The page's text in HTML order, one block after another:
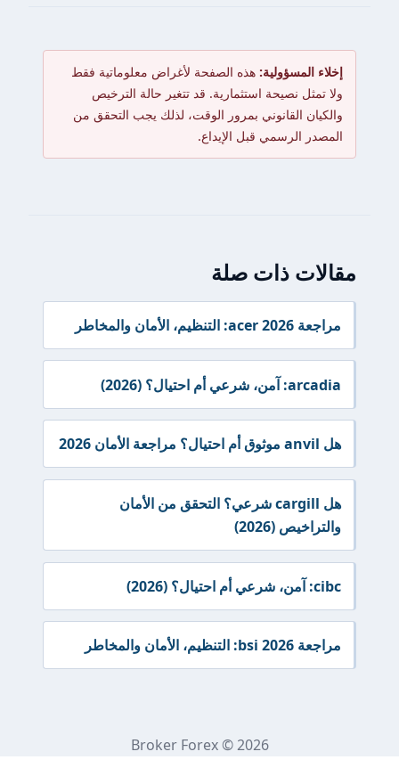
المسؤولية:هذه الصفحة لأغراض معلوماتية فقط
نصيحة استثمارية. قد تتغير حالة الترخيص
القانوني بمرور الوقت، لذلك يجب التحقق من
الرسمي قبل الإيداع.
ذات صلة
هل cargill شرعي؟ التحقق من الأمان
Broker Forex © 2026